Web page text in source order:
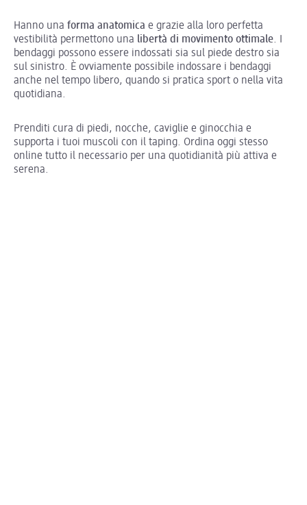
Hanno una forma anatomica e grazie alla loro perfetta
vestibilità permettono una libertà di movimento ottimale. I
bendaggi possono essere indossati sia sul piede destro sia
sul sinistro. È ovviamente possibile indossare i bendaggi
anche nel tempo libero, quando si pratica sport o nella vita
quotidiana.
Prenditi cura di piedi, nocche, caviglie e ginocchia e
supporta i tuoi muscoli con il taping. Ordina oggi stesso
online tutto il necessario per una quotidianità più attiva e
serena.